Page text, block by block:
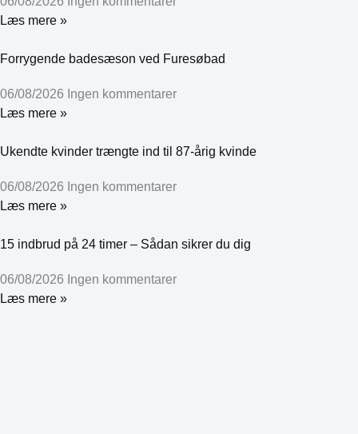
Læs mere »
Forrygende badesæson ved Furesøbad
06/08/2026 Ingen kommentarer
Læs mere »
Ukendte kvinder trængte ind til 87-årig kvinde
06/08/2026 Ingen kommentarer
Læs mere »
15 indbrud på 24 timer – Sådan sikrer du dig
06/08/2026 Ingen kommentarer
Læs mere »